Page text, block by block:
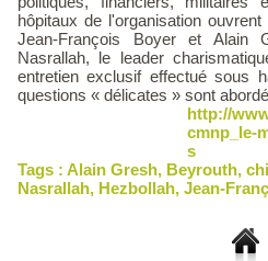
hôpitaux de l'organisation
Jean-François Boyer et Alain
Nasrallah, le leader
entretien exclusif effectué sous
questions « délicates » sont
http://
cmnp_le-
s
Tags : Alain Gresh, Beyrouth,
Nasrallah, Hezbollah, Jean-